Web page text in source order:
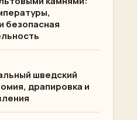
безопасная
шведский
драпировка и